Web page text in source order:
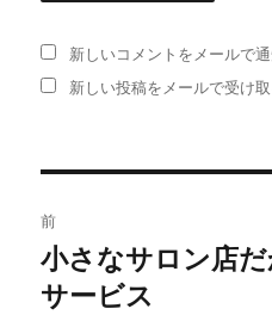
新しいコメントをメールで
新しい投稿をメールで受け
稿
ナ
前
過
去
小さなサロン店
サービス